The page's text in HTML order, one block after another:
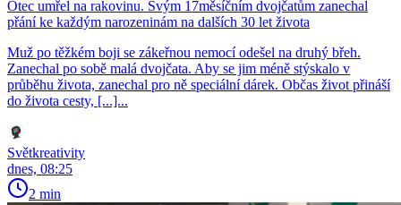
Otec umřel na rakovinu. Svým 17měsíčním dvojčatům zanechal
přání ke každým narozeninám na dalších 30 let života
Muž po těžkém boji se zákeřnou nemocí odešel na druhý břeh.
Zanechal po sobě malá dvojčata. Aby se jim méně stýskalo v
průběhu života, zanechal pro ně speciální dárek. Občas život přináší
do života cesty, [...]...
Světkreativity
dnes, 08:25
2 min